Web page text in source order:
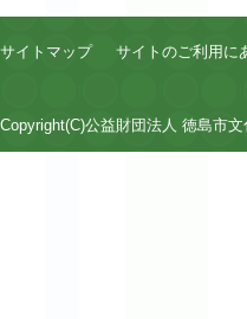
サイトマップ サイトのご利用に
Copyright(C)公益財団法人 徳島市